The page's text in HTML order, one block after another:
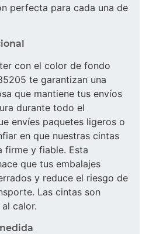
perfecta para cada una de
con el color de fondo
te garantizan una
que mantiene tus envíos
durante todo el
envíes paquetes ligeros o
en que nuestras cintas
firme y fiable. Esta
que tus embalajes
y reduce el riesgo de
Las cintas son
calor.